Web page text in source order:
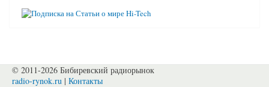
© 2011-2026 Бибиревский радиорынок
radio-rynok.ru | Контакты